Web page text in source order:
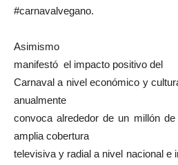
#carnavalvegano.
Asimismo
manifestó el impacto positivo del
Carnaval a nivel económico y
anualmente
convoca alrededor de un millón
amplia cobertura
televisiva y radial a nivel nacional e